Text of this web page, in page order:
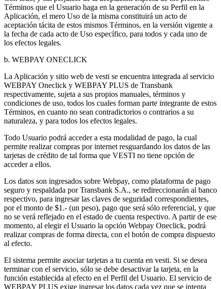
Términos que el Usuario haga en la generación de su Perfil en la
Aplicación, el mero Uso de la misma constituirá un acto de
aceptación tácita de estos mismos Términos, en la versión vigente a
la fecha de cada acto de Uso específico, para todos y cada uno de
los efectos legales.
b. WEBPAY ONECLICK
La Aplicación y sitio web de vesti se encuentra integrada al servicio
WEBPAY Oneclick y WEBPAY PLUS de Transbank
respectivamente, sujeta a sus propios manuales, términos y
condiciones de uso, todos los cuales forman parte integrante de estos
Términos, en cuanto no sean contradictorios o contrarios a su
naturaleza, y para todos los efectos legales.
Todo Usuario podrá acceder a esta modalidad de pago, la cual
permite realizar compras por internet resguardando los datos de las
tarjetas de crédito de tal forma que VESTI no tiene opción de
acceder a ellos.
Los datos son ingresados sobre Webpay, como plataforma de pago
seguro y respaldada por Transbank S.A., se redireccionarán al banco
respectivo, para ingresar las claves de seguridad correspondientes,
por el monto de $1.- (un peso), pago que será sólo referencial, y que
no se verá reflejado en el estado de cuenta respectivo. A partir de ese
momento, al elegir el Usuario la opción Webpay Oneclick, podrá
realizar compras de forma directa, con el botón de compra dispuesto
al efecto.
El sistema permite asociar tarjetas a tu cuenta en vesti. Si se desea
terminar con el servicio, sólo se debe desactivar la tarjeta, en la
función establecida al efecto en el Perfil del Usuario. El servicio de
WEBPAY PLUS exige ingresar los datos cada vez que se intenta